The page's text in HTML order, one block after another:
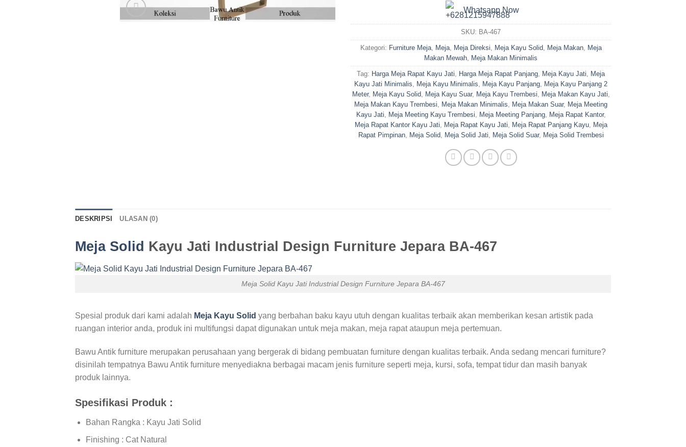
Whatsapp Now
SKU: BA-467
Kategori: Furniture Meja, Meja, Meja Direksi Meja Kayu Solid, Meja Makan, Meja
Makan Mewah Meja Makan Minimalis
Tag: Harga Meja Rapat Kayu Jati Harga Meja Rapat Panjang Meja Kayu Jati
Meja
Kayu Jati Minimalis
Meja Kayu Minimalis Meja Kayu Panjang Meja Kayu Panjang 2
Meter, Meja Kayu Solid, Meja Kayu Suar, Meja Kayu Trembesi Meja Makan Kayu Jati
Meja Makan Kayu Trembesi
Meja Makan Minimalis Meja Makan Suar, Meja Meeting
Kayu Jati
Meja Meeting Kayu Trembesi Meja Meeting Panjang, Meja Rapat Kantor,
Meja Rapat Kantor Kayu Jati
Meja Rapat Kayu Jati Meja Rapat Panjang Kayu, Meja
Rapat Pimpinan, Meja Solid, Meja Solid Jati Meja Solid Suar, Meja Solid Trembesi
DESKRIPSI ULASAN (0)
Meja Solid Kayu Jati Industrial Design Furniture Jepara BA-467
Meja Solid Kayu Jati Industrial Design Furniture Jepara BA-467
Spesial produk dari kami adalah Meja Kayu Solid yang berbahan baku kayu utuh dengan kualitas terbaik akan memberikan kesan artistik pada
ruangan interior anda, produk ini multifungsi dapat digunakan untuk meja makan, meja rapat ataupun meja pertemuan.
Bawu Antik furniture merupakan perusahaan yang bergerak di bidang pembuatan furniture dengan kualitas terbaik. Anda sedang mencari furniture?
disinilah tempatnya Bawu Antik furniture menyediakna berbagai macam jenis furniture seperti meja, kursi, sofa, tempat tidur dan masih banyak
produk lainnya.
Spesifikasi Produk :
Bahan Rangka : Kayu Jati Solid
Finishing : Cat Natural